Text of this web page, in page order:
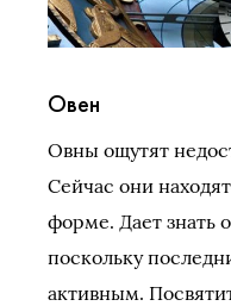
Овен
Овны ощутят
Сейчас они
форме. Дает знать
поскольку
активным.